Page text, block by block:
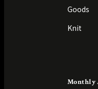
Goods
Knit
Monthly